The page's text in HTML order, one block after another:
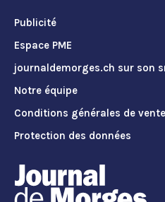
Publicité
Espace PME
journaldemorges.ch sur son
Notre équipe
Conditions générales de vente
Protection des données